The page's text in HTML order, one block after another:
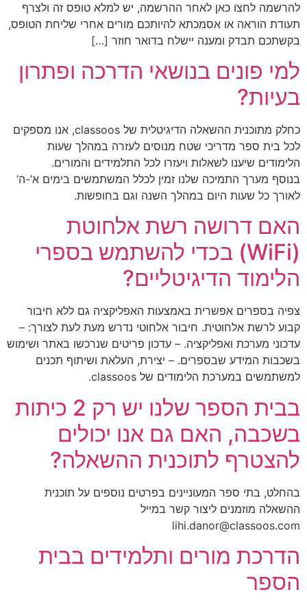
להרשמה לחצו כאן לאחר ההרשמה, יש למלא טופס זה ולצרף
תעודת הוראה או אסמכתא להיותכם מורים אחרי שליחת הטופס,
בקשתכם תבדק ומענה יישלח בדואר חוזר […]
למי פונים בנושאי הדרכה ופתרון
בעיות?
כחלק מתוכנית ההשאלה הדיגיטלית של classoos, אנו מספקים
לכל בית ספר מדריכי שטח מנוסים לעזרה במהלך שעות
הלימודים שיענו לשאלות ויעזרו לכל התלמידים והמורים.
בנוסף מערך התמיכה שלנו זמין לכלל המשתמשים בימים א’-ה’
לאורך כל שעות היום במהלך השנה וגם בחופשות.
האם דרושה רשת אלחוטת
(WiFi) בכדי להשתמש בספרי
הלימוד הדיגיטליים?
צפיה בספרים אפשרית באמצעות האפליקציה גם ללא חיבור
קבוע לרשת אלחוטית. חיבור אלחוטי נדרש מעת לעת לצורך: –
עדכוני מערכת ואפליקציה. – עדכון פריטים שנרכשו באתר ושימוש
בשכבות המידע שבספרים. – יצירת, העלאת ושיתוף תכנים
למשתמשים במערכת הלימודים של classoos.
בבית הספר שלנו יש רק 2 כיתות
בשכבה, האם גם אנו יכולים
להצטרף לתוכנית ההשאלה?
בהחלט, בתי ספר המעוניינים בפרטים נוספים על תוכנית
ההשאלה מוזמנים ליצור קשר במייל
lihi.danor@classoos.com
הדרכת מורים ותלמידים בבית
הספר